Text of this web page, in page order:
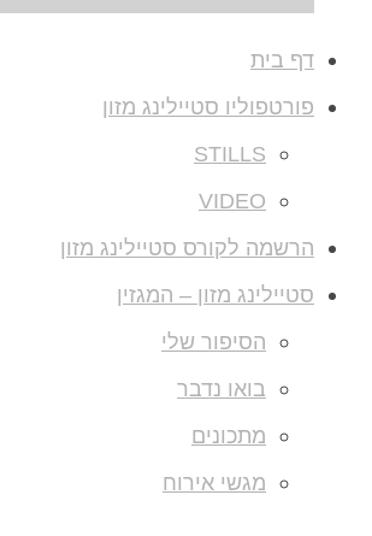
דף בית
פורטפוליו סטיילינג מזון
STILLS
VIDEO
הרשמה לקורס סטיילינג מזון
סטיילינג מזון – המגזין
הסיפור שלי
בואו נדבר
מתכונים
מגשי אירוח